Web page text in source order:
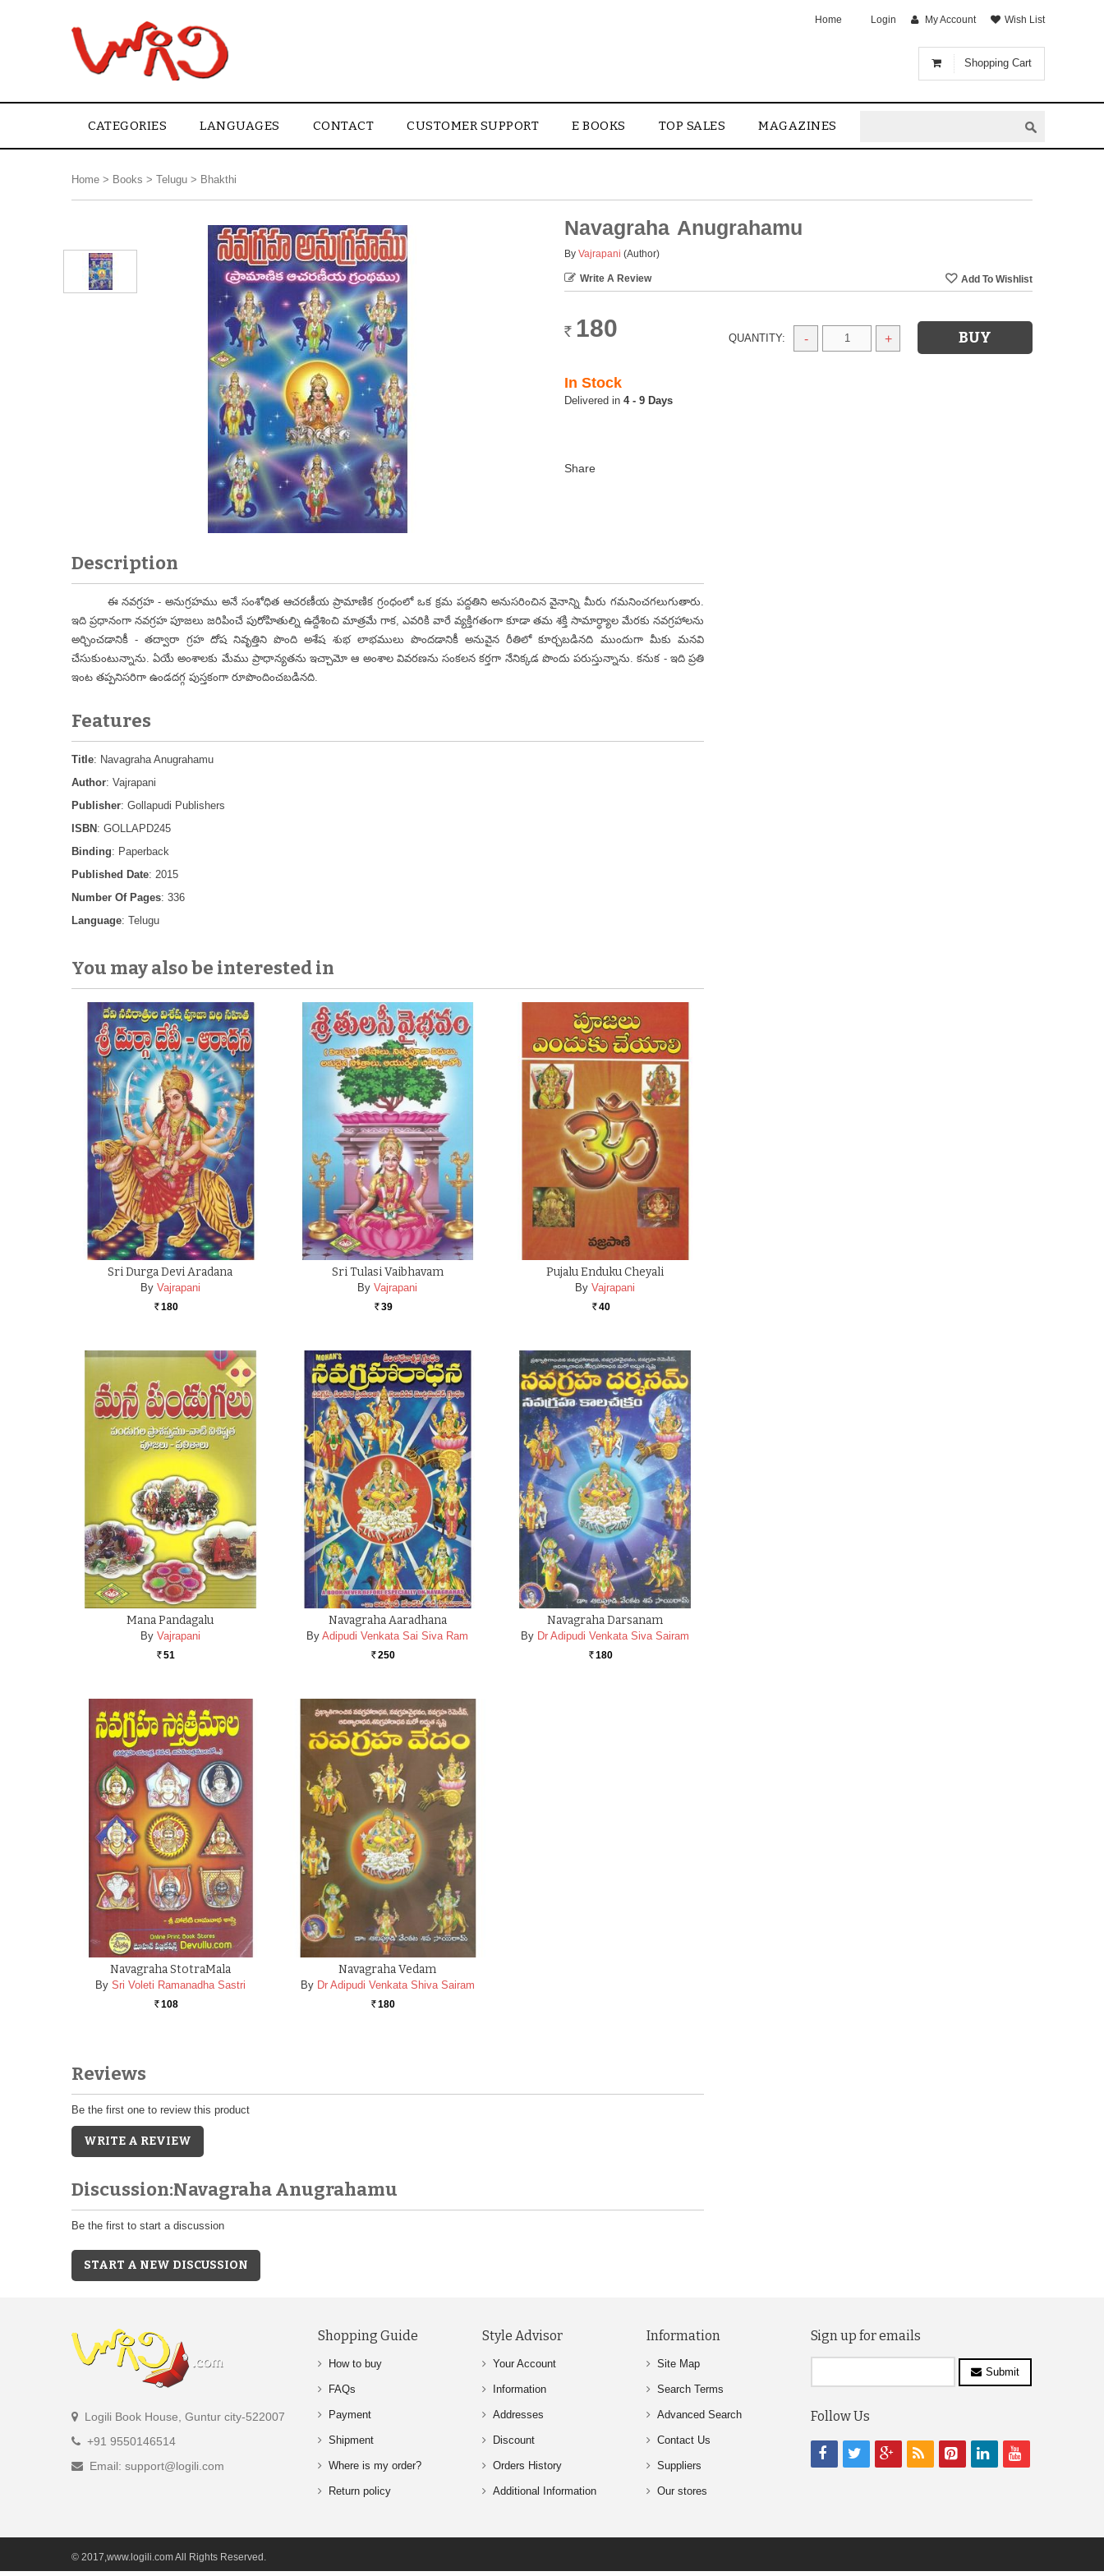
Shopping Cart
Home Login My Account Wish List
CATEGORIES LANGUAGES CONTACT CUSTOMER SUPPORT E BOOKS TOP SALES MAGAZINES
Home > Books > Telugu > Bhakthi
Navagraha Anugrahamu
By Vajrapani (Author)
Write A Review
Rs. 180 QUANTITY: - +
In Stock
4 - 9 Days
Description
ఈ నవగ్రహ - అనుగ్రహము అనే సంశోధిత ఆచరణీయ ప్రామాణిక గ్రంధంలో ఒక క్రమ పద్దతిని అనుసరించిన వైనాన్ని మీరు గమనించగలుగుతారు.
ఇది ప్రధానంగా నవగ్రహ పూజలు జరిపించే పురోహితుల్ని ఉద్దేశించి మాత్రమే గాక, ఎవరికి వారే వ్యక్తిగతంగా కూడా తమ శక్తి సామార్ధ్యాల మేరకు నవగ్రహాలను
అర్చించడానికీ - తద్వారా గ్రహ దోష నివృత్తిని పొంది అశేష శుభ లాభములు పొందడానికీ అనువైన రీతిలో కూర్చబడినది ముందుగా మీకు మనవి
చేసుకుంటున్నాను. ఏయే అంశాలకు మేము ప్రాధాన్యతను ఇచ్చామో ఆ అంశాల వివరణను సంకలన కర్తగా నేనిక్కడ పొందు పరుస్తున్నాను. కనుక - ఇది ప్రతి
ఇంట తప్పనిసరిగా ఉండదగ్గ పుస్తకంగా రూపొందించబడినది.
Features
Title: Navagraha Anugrahamu
Author: Vajrapani
Publisher: Gollapudi Publishers
ISBN : GOLLAPD245
Binding: Paperback
Published Date: 2015
Number Of Pages: 336
Language: Telugu
You may also be interested in
Sri Durga Devi Aradana
By Vajrapani
Rs. 180
Sri Tulasi Vaibhavam
By Vajrapani
Rs. 39
Pujalu Enduku Cheyali
By Vajrapani
Rs. 40
Mana Pandagalu
By Vajrapani
Rs. 51
Navagraha Aaradhana
By Adipudi Venkata Sai Siva Ram
Rs. 250
Navagraha Darsanam
By Dr Adipudi Venkata Siva Sairam
Rs. 180
Navagraha StotraMala
By Sri Voleti Ramanadha Sastri
Rs. 108
Navagraha Vedam
By Dr Adipudi Venkata Shiva Sairam
Rs. 180
Reviews
Be the first one to review this product
WRITE A REVIEW
Discussion:Navagraha Anugrahamu
Be the first to start a discussion
START A NEW DISCUSSION
Logili Book House, Guntur city-522007
+91 9550146514
Email: support@logili.com
Shopping Guide
How to buy
FAQs
Payment
Shipment
Where is my order?
Return policy
Style Advisor
Your Account
Information
Addresses
Discount
Orders History
Additional Information
Information
Site Map
Search Terms
Advanced Search
Contact Us
Suppliers
Our stores
Sign up for emails
Submit
Follow Us
© 2017,www.logili.com All Rights Reserved.